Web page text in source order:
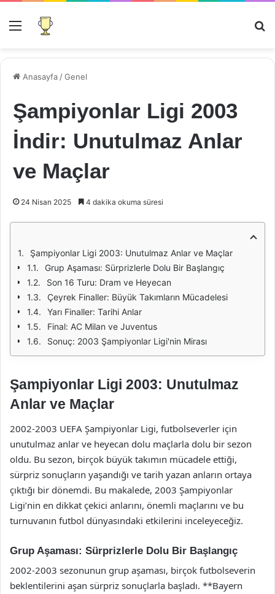
Menü
Anasayfa /Genel
Şampiyonlar Ligi 2003
İndir: Unutulmaz Anlar
ve Maçlar
24 Nisan 2025 4 dakika okuma süresi
Şampiyonlar Ligi 2003: Unutulmaz Anlar ve Maçlar
Grup Aşaması: Sürprizlerle Dolu Bir Başlangıç
Son 16 Turu: Dram ve Heyecan
Çeyrek Finaller: Büyük Takımların Mücadelesi
Yarı Finaller: Tarihi Anlar
Final: AC Milan ve Juventus
Sonuç: 2003 Şampiyonlar Ligi'nin Mirası
Şampiyonlar Ligi 2003: Unutulmaz
Anlar ve Maçlar
2002-2003 UEFA Şampiyonlar Ligi, futbolseverler için
unutulmaz anlar ve heyecan dolu maçlarla dolu bir sezon
oldu. Bu sezon, birçok büyük takımın mücadele ettiği,
sürpriz sonuçların yaşandığı ve tarih yazan anların ortaya
çıktığı bir dönemdi. Bu makalede, 2003 Şampiyonlar
Ligi’nin en dikkat çekici anlarını, önemli maçlarını ve bu
turnuvanın futbol dünyasındaki etkilerini inceleyeceğiz.
Grup Aşaması: Sürprizlerle Dolu Bir Başlangıç
2002-2003 sezonunun grup aşaması, birçok futbolseverin
beklentilerini aşan sürpriz sonuçlarla başladı. **Bayern